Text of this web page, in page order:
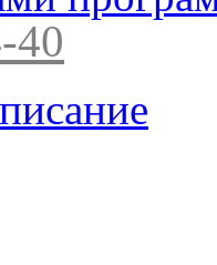
40